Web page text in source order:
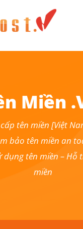
Miền
tên miền [Việt
bảo tên miền an
dụng tên miền – Hỗ
miền